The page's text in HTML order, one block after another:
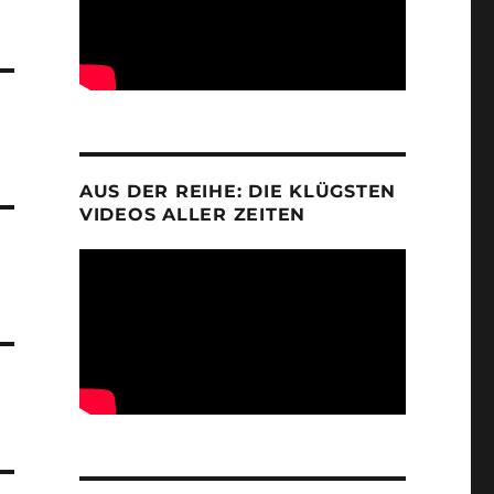
AUS DER REIHE: DIE KLÜGSTEN
VIDEOS ALLER ZEITEN